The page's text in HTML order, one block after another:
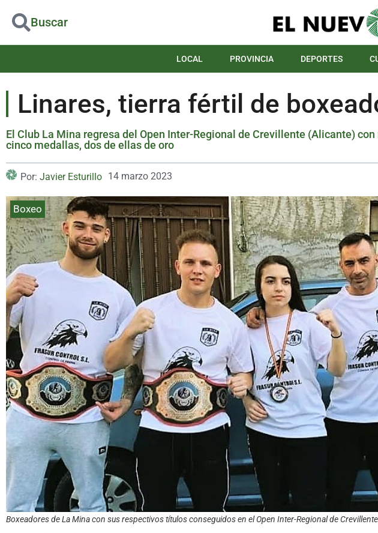
Buscar
LOCAL PROVINCIA DEPORTES
Linares, tierra fértil de
El Club La Mina regresa del Open Inter-Regional de Crevillente (Alicante)
cinco medallas, dos de ellas de oro
Por: Javier Esturillo 14 marzo 2023
Boxeo
Boxeadores de La Mina con sus respectivos títulos conseguidos en el Open Inter-Regional de